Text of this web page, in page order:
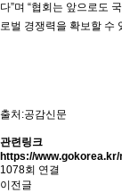
다”며 “협회는 앞으로도
로벌 경쟁력을 확보할 수
출처:공감신문
관련링크
https://
1078회 연결
이전글